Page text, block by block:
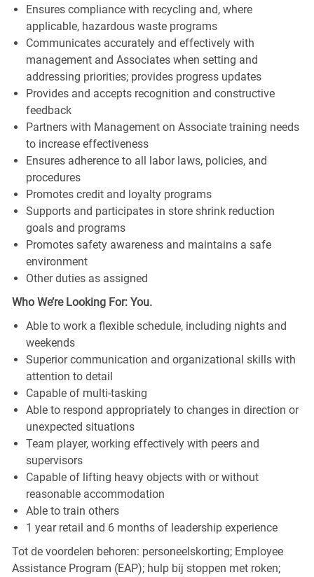
Ensures compliance with recycling and, where
applicable, hazardous waste programs
Communicates accurately and effectively with
management and Associates when setting and
addressing priorities; provides progress updates
Provides and accepts recognition and constructive
feedback
Partners with Management on Associate training needs
to increase effectiveness
Ensures adherence to all labor laws, policies, and
procedures
Promotes credit and loyalty programs
Supports and participates in store shrink reduction
goals and programs
Promotes safety awareness and maintains a safe
environment
Other duties as assigned
Who We’re Looking For: You.
Able to work a flexible schedule, including nights and
weekends
Superior communication and organizational skills with
attention to detail
Capable of multi-tasking
Able to respond appropriately to changes in direction or
unexpected situations
Team player, working effectively with peers and
supervisors
Capable of lifting heavy objects with or without
reasonable accommodation
Able to train others
1 year retail and 6 months of leadership experience
Tot de voordelen behoren: personeelskorting; Employee
Assistance Program (EAP); hulp bij stoppen met roken;